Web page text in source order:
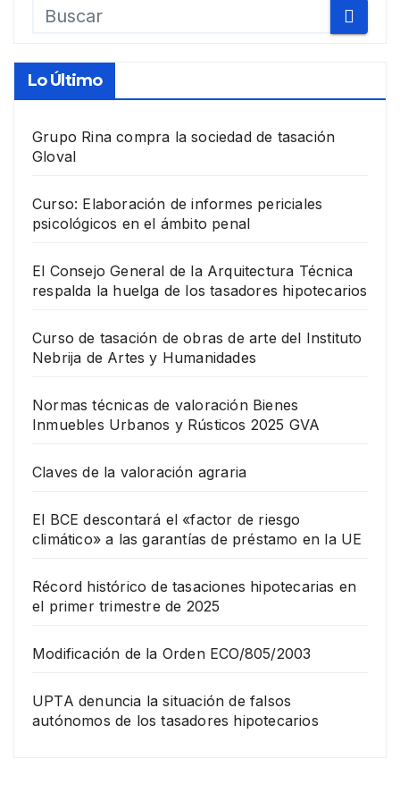
Lo Último
Grupo Rina compra la sociedad de tasación
Gloval
Curso: Elaboración de informes periciales
psicológicos en el ámbito penal
El Consejo General de la Arquitectura Técnica
respalda la huelga de los tasadores hipotecarios
Curso de tasación de obras de arte del Instituto
Nebrija de Artes y Humanidades
Normas técnicas de valoración Bienes
Inmuebles Urbanos y Rústicos 2025 GVA
Claves de la valoración agraria
El BCE descontará el «factor de riesgo
climático» a las garantías de préstamo en la UE
Récord histórico de tasaciones hipotecarias en
el primer trimestre de 2025
Modificación de la Orden ECO/805/2003
UPTA denuncia la situación de falsos
autónomos de los tasadores hipotecarios